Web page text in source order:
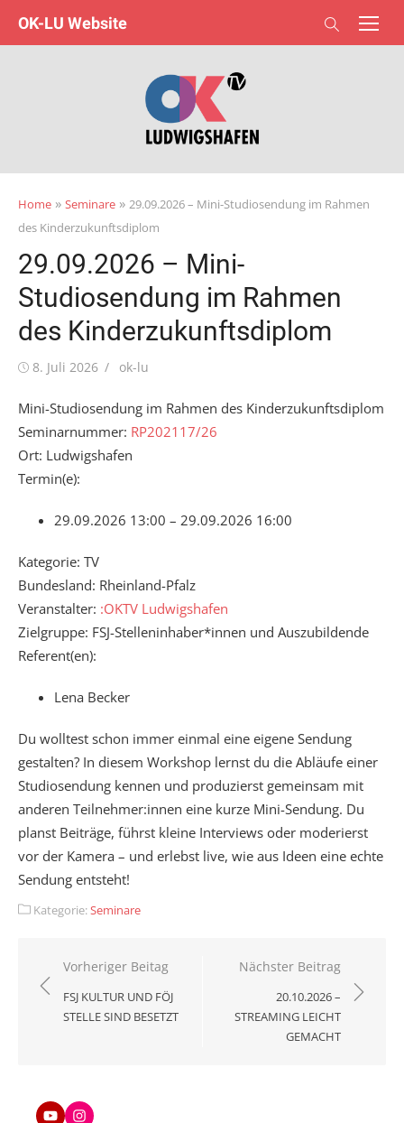
OK-LU Website
Home » Seminare » 29.09.2026 – Mini-Studiosendung im Rahmen
des Kinderzukunftsdiplom
29.09.2026 – Mini-
Studiosendung im Rahmen
des Kinderzukunftsdiplom
Posted
8. Juli 2026 Author
ok-lu
Mini-Studiosendung im Rahmen des Kinderzukunftsdiplom
Seminarnummer: RP202117/26
Ort: Ludwigshafen
Termin(e):
29.09.2026 13:00 – 29.09.2026 16:00
Kategorie: TV
Bundesland: Rheinland-Pfalz
Veranstalter: :OKTV Ludwigshafen
Zielgruppe: FSJ-Stelleninhaber*innen und Auszubildende
Referent(en):
Lena Becker
Du wolltest schon immer einmal eine eigene Sendung
gestalten? In diesem Workshop lernst du die Abläufe einer
Studiosendung kennen und produzierst gemeinsam mit
anderen Teilnehmer:innen eine kurze Mini-Sendung. Du
planst Beiträge, führst kleine Interviews oder moderierst
vor der Kamera – und erlebst live, wie aus Ideen eine echte
Sendung entsteht!
Kategorie:Seminare
Beitragsnavigation
Vorheriger Beitag
FSJ KULTUR UND FÖJ
STELLE SIND BESETZT
Nächster Beitrag
20.10.2026 –
STREAMING LEICHT
GEMACHT
YoutubeInstagram